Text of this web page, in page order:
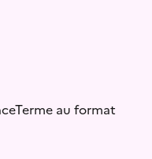
au format